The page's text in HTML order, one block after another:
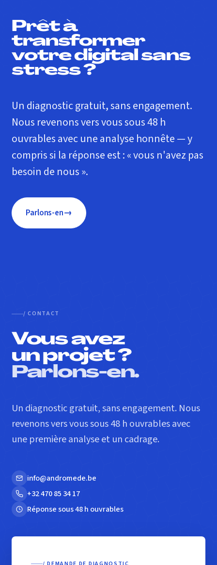
Prêt à
transformer
votre digital sans
stress ?
Un diagnostic gratuit, sans engagement.
Nous revenons vers vous sous 48 h
ouvrables avec une analyse honnête — y
compris si la réponse est : « vous n'avez pas
besoin de nous ».
Parlons-en→
/ CONTACT
Vous avez
un projet ?
Parlons-en.
Un diagnostic gratuit, sans engagement. Nous
revenons vers vous sous 48 h ouvrables avec
une première analyse et un cadrage.
info@andromede.be
+32 470 85 34 17
Réponse sous 48 h ouvrables